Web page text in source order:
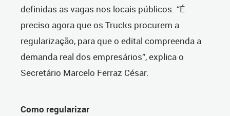
definidas as vagas nos locais públicos. “É
preciso agora que os Trucks procurem a
regularização, para que o edital compreenda a
demanda real dos empresários”, explica o
Secretário Marcelo Ferraz César.
Como regularizar